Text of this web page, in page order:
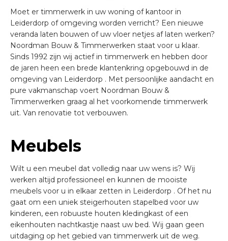
Moet er timmerwerk in uw woning of kantoor in
Leiderdorp of omgeving worden verricht? Een nieuwe
veranda laten bouwen of uw vloer netjes af laten werken?
Noordman Bouw & Timmerwerken staat voor u klaar.
Sinds 1992 zijn wij actief in timmerwerk en hebben door
de jaren heen een brede klantenkring opgebouwd in de
omgeving van Leiderdorp . Met persoonlijke aandacht en
pure vakmanschap voert Noordman Bouw &
Timmerwerken graag al het voorkomende timmerwerk
uit. Van renovatie tot verbouwen.
Meubels
Wilt u een meubel dat volledig naar uw wens is? Wij
werken altijd professioneel en kunnen de mooiste
meubels voor u in elkaar zetten in Leiderdorp . Of het nu
gaat om een uniek steigerhouten stapelbed voor uw
kinderen, een robuuste houten kledingkast of een
eikenhouten nachtkastje naast uw bed. Wij gaan geen
uitdaging op het gebied van timmerwerk uit de weg.